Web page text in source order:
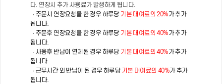
다. 연장시 추가 사용료가 발생하게 됩니다.
· 주문시 연장요청을 한 경우 하루당 기본 대여료의 20%가 추가
됩니다.
· 주문후 연장요청을 한 경우 하루당 기본 대여료의 40%가 추가
됩니다.
· 사용후 반납이 연체된 경우 하루당 기본 대여료의 40%가 추가
됩니다.
· 근무시간 외 반납이 된 경우 하루당 기본 대여료의 40%가 추가
됩니다.